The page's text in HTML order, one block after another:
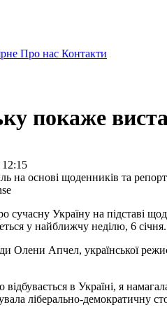
Про нас Контакти
покаже
на основі щоденників та
сучасну Україну на підставі
у найближчу неділю, 6 січня.
Олени Апчел, української
в Україні, я
ліберально-демократичну